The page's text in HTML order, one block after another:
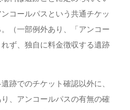
コールパスという共通チケッ
。（一部例外あり、「アンコー
ず、独自に料金徴収する遺跡
跡でのチケット確認以外に、
、アンコールパスの有無の確